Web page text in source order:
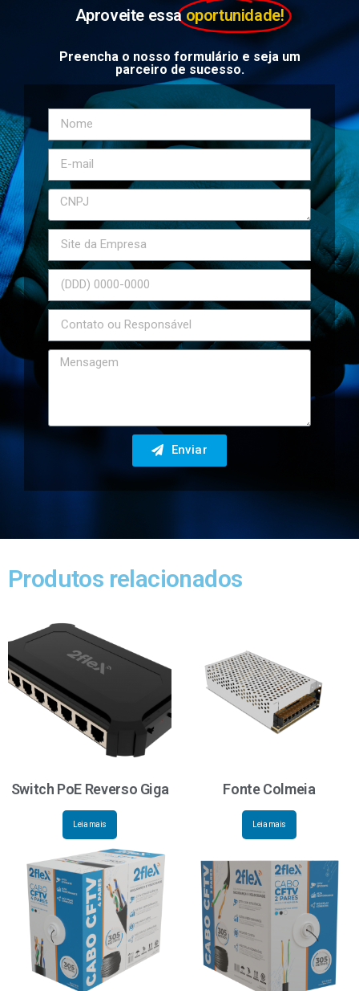
Aproveite essa oportunidade!
Preencha o nosso formulário e seja um
parceiro de sucesso.
Enviar
Produtos relacionados
Switch PoE Reverso Giga
Leia mais
Fonte Colmeia
Leia mais